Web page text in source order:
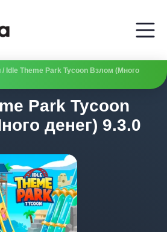
/ Idle Theme Park Tycoon Взлом (Много
Park Tycoon
денег) 9.3.0